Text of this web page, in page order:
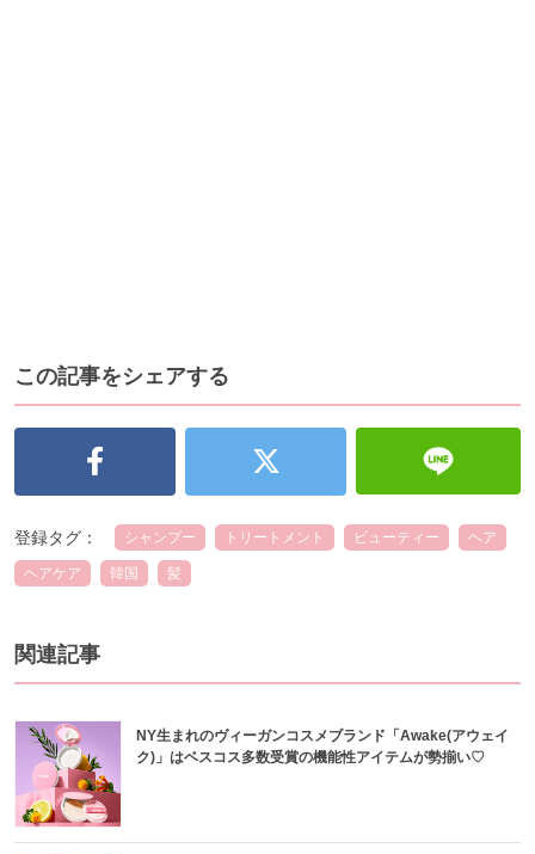
この記事をシェアする
登録タグ： シャンプー トリートメント ビューティー ヘア
ヘアケア 韓国 髪
関連記事
NY生まれのヴィーガンコスメブランド「Awake(アウェイ
ク)」はベスコス多数受賞の機能性アイテムが勢揃い♡